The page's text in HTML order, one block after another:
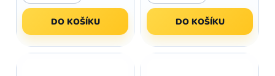
DO KOŠÍKU DO KOŠÍKU